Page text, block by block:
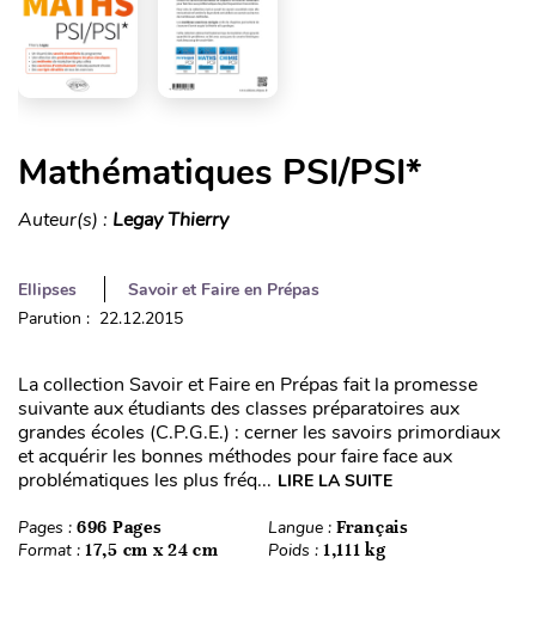
Mathématiques PSI/PSI*
Auteur(s) : Legay Thierry
Ellipses
Savoir et Faire en Prépas
Parution : 22.12.2015
La collection Savoir et Faire en Prépas fait la promesse
suivante aux étudiants des classes préparatoires aux
grandes écoles (C.P.G.E.) : cerner les savoirs primordiaux
et acquérir les bonnes méthodes pour faire face aux
problématiques les plus fréq... LIRE LA SUITE
Pages : 696 Pages Langue : Français
Format : 17,5 cm x 24 cm Poids : 1,111 kg